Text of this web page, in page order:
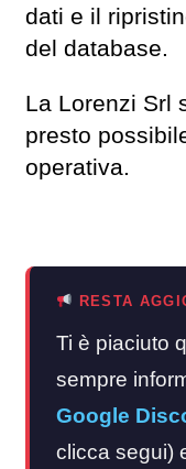
dati e il
del database.
La Lorenzi Srl
presto
operativa.
RESTA
Ti è piaciuto
sempre
Google
clicca segui)